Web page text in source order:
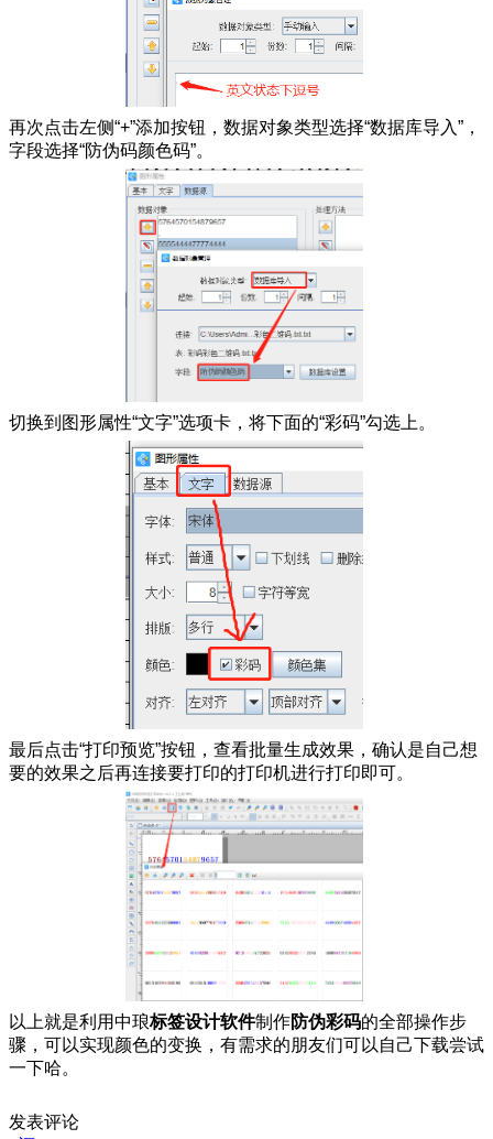
再次点击左侧“+”添加按钮，数据对象类型选择“数据库导入”，
字段选择“防伪码颜色码”。
切换到图形属性“文字”选项卡，将下面的“彩码”勾选上。
最后点击“打印预览”按钮，查看批量生成效果，确认是自己想
要的效果之后再连接要打印的打印机进行打印即可。
以上就是利用中琅标签设计软件制作防伪彩码的全部操作步
骤，可以实现颜色的变换，有需求的朋友们可以自己下载尝试
一下哈。
发表评论